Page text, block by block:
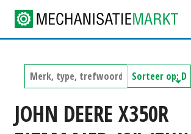
JOHN DEERE X350R